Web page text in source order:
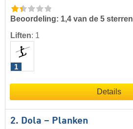
Beoordeling: 1,4 van de 5 sterren
Liften: 1
1
Details
2. Dola – Planken